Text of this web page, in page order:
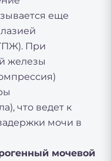
еще
При
железы
что ведет к
мочи в
мочевой